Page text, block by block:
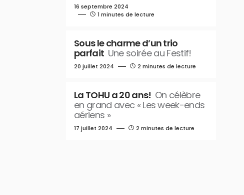
16 septembre 2024
1 minutes de lecture
Sous le charme d’un trio
parfait Une soirée au Festif!
20 juillet 2024 2 minutes de lecture
La TOHU a 20 ans! On célèbre
en grand avec « Les week-ends
aériens »
17 juillet 2024 2 minutes de lecture